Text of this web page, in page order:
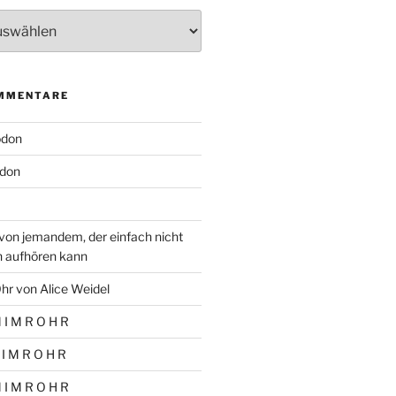
jemandem, der einfach nicht
aufhören kann
von Alice Weidel
I M R O H R
M R O H R
I M R O H R